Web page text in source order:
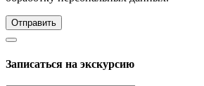
Отправить
Записаться на экскурсию